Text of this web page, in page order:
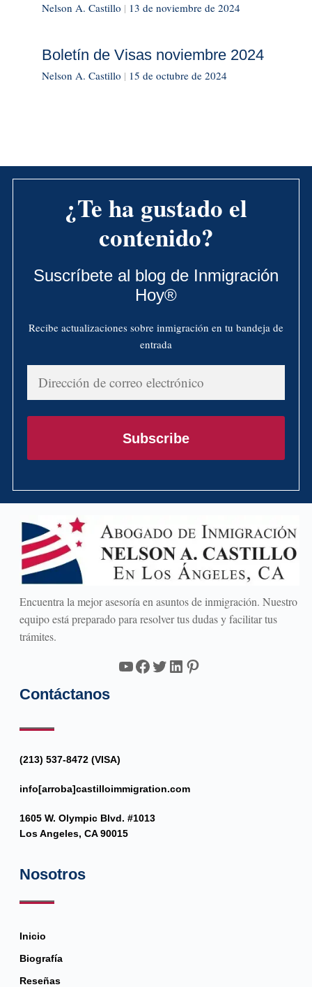
Nelson A. Castillo | 13 de noviembre de 2024
Boletín de Visas noviembre 2024
Nelson A. Castillo | 15 de octubre de 2024
¿Te ha gustado el
contenido?
Suscríbete al blog de Inmigración
Hoy®
Recibe actualizaciones sobre inmigración en tu bandeja de
entrada
Dirección
de
correo
Subscribe
Encuentra la mejor asesoría en asuntos de inmigración. Nuestro
equipo está preparado para resolver tus dudas y facilitar tus
trámites.
YouTube
Facebook
Twitter
LinkedIn
Pinterest
Contáctanos
(213) 537-8472 (VISA)
info[arroba]castilloimmigration.com
1605 W. Olympic Blvd. #1013
Los Angeles, CA 90015
Nosotros
Inicio
Biografía
Reseñas